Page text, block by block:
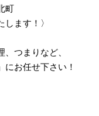
町
します！〉
つまりなど、
お任せ下さい！